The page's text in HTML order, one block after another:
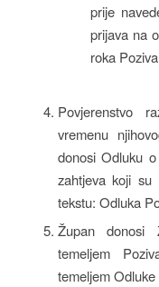
prije
prijava na
roka
Povjerenstvo
vremenu
donosi Odluku
zahtjeva koji su
tekstu: Odluka
Župan donosi
temeljem
temeljem